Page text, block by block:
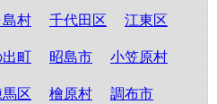
村 千代田区 江東区
出町 昭島市 小笠原村
区 檜原村 調布市